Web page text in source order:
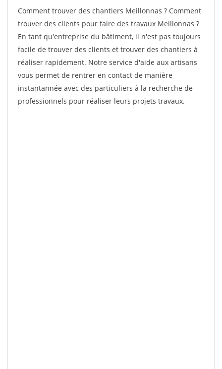
Comment trouver des chantiers Meillonnas ? Comment
trouver des clients pour faire des travaux Meillonnas ?
En tant qu'entreprise du bâtiment, il n'est pas toujours
facile de trouver des clients et trouver des chantiers à
réaliser rapidement. Notre service d'aide aux artisans
vous permet de rentrer en contact de manière
instantannée avec des particuliers à la recherche de
professionnels pour réaliser leurs projets travaux.